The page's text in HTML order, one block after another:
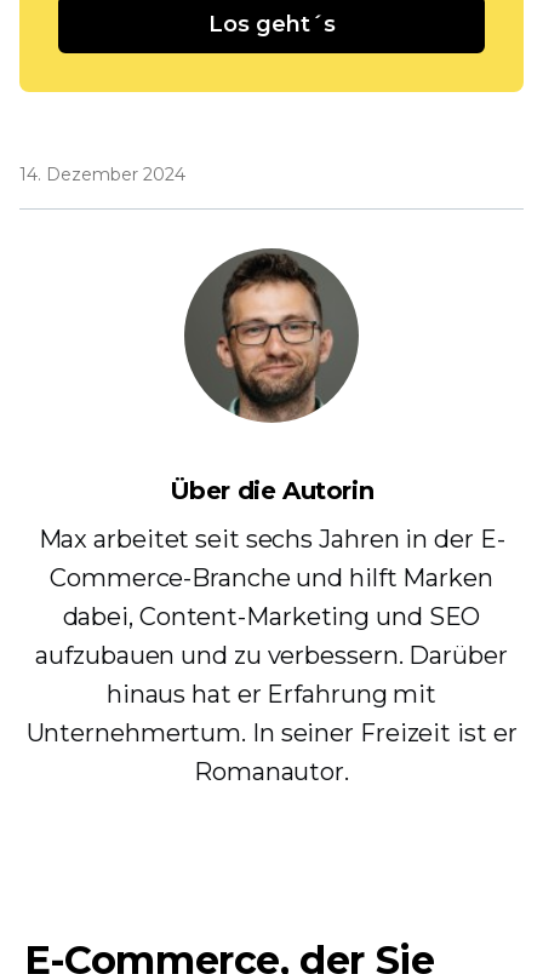
Los geht´s
14. Dezember 2024
Über die Autorin
Max arbeitet seit sechs Jahren in der E-
Commerce-Branche und hilft Marken
dabei, Content-Marketing und SEO
aufzubauen und zu verbessern. Darüber
hinaus hat er Erfahrung mit
Unternehmertum. In seiner Freizeit ist er
Romanautor.
E-Commerce, der Sie